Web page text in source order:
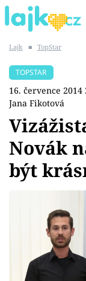
SHOPAHOLICADEL
Témata
Showbyznys
Youtubeři
Virály
Sex a vztahy
Lajk ■ TopStar
TOPSTAR
16. července 2014
Jana Fikotová
Novák
být